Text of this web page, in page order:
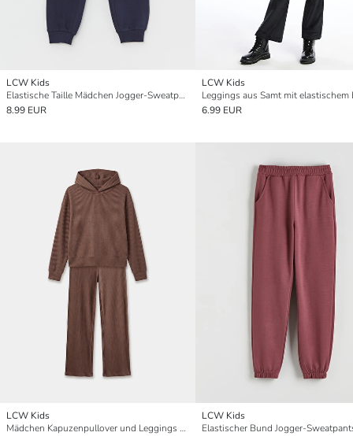
LCW Kids
Elastische Taille Mädchen Jogger-Sweatpants
8.99 EUR
LCW Kids
6.99 EUR
LCW Kids
Mädchen Kapuzenpullover und Leggings Set
LCW Kids